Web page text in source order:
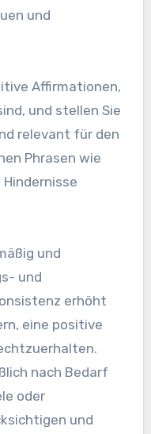
und
Affirmationen,
und stellen Sie
relevant für den
Phrasen wie
Hindernisse
und
und
erhöht
eine positive
nach Bedarf
oder
und